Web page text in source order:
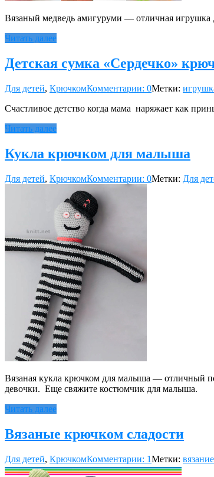
Вязаный медведь амигуруми — отличная
Читать далее
Детская сумка «Сердечко»
Для детей, КрючкомКомментарии: 0Метки:
Счастливое детство когда мама наряжает как
Читать далее
Кукла крючком для малыша
Для детей, КрючкомКомментарии: 0Метки: Для
Вязаная кукла крючком для малыша — отличный
девочки. Еще свяжите костюмчик для малыша.
Читать далее
Вязаные крючком сладости
Для детей, КрючкомКомментарии: 1Метки: